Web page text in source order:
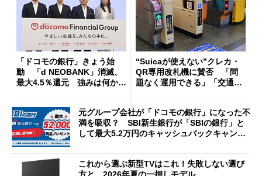
「ドコモの銀行」きょう始
動 「d NEOBANK」消滅、
最大4.5％還元 強みは何か解
“Suicaが使えない”クレカ・
QR専用改札機に賛否 「問
題なく運用できる」「交通系I
元グループ会社が「ドコモの銀行」になった不
満を吸収？ SBI新生銀行が「SBIの銀行」と
して最大5.2万円のキャッシュバックキャンペ
これから選ぶ新型TVはこれ！失敗しない選び